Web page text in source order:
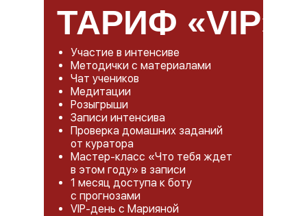
Участие в интенсиве
Методички с материалами
Чат учеников
Медитации
Розыгрыши
Записи интенсива
Проверка домашних заданий
от куратора
Мастер-класс «Что тебя ждет
в этом году» в записи
1 месяц доступа к боту
с прогнозами
VIP-день с Марияной
ТАРИФ «VIP»